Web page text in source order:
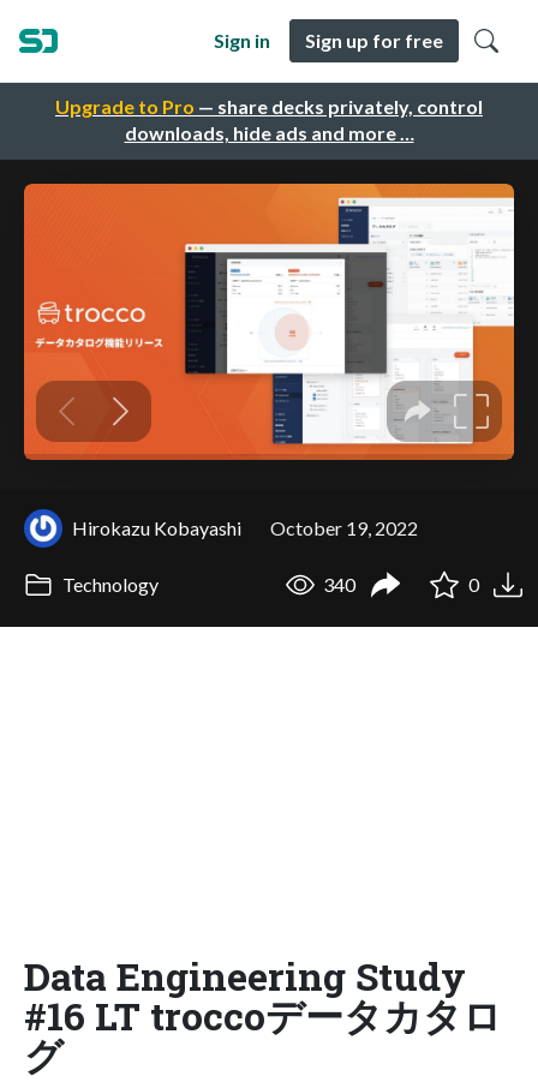
Upgrade to Pro — share decks privately, control
downloads, hide ads and more …
Sign in Sign up for free
Hirokazu Kobayashi October 19, 2022
Technology 340 0
Data Engineering Study
#16 LT troccoデータカタロ
グ